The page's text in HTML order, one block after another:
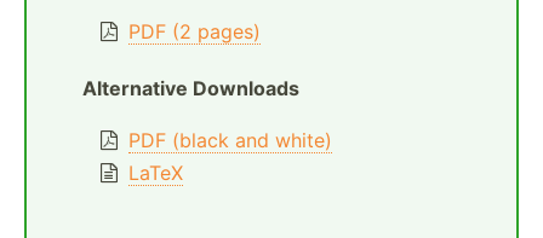
PDF (2 pages)
Alternative Downloads
PDF (black and white)
LaTeX